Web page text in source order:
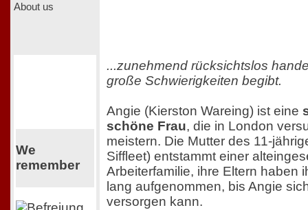
About us
We
remember
...zunehmend rücksichtslos
große Schwierigkeiten begibt.
Angie (Kierston Wareing) ist eine
schöne Frau, die in London
meistern. Die Mutter des 11-
Siffleet) entstammt einer
Arbeiterfamilie, ihre Eltern haben
lang aufgenommen, bis Angie
versorgen kann.